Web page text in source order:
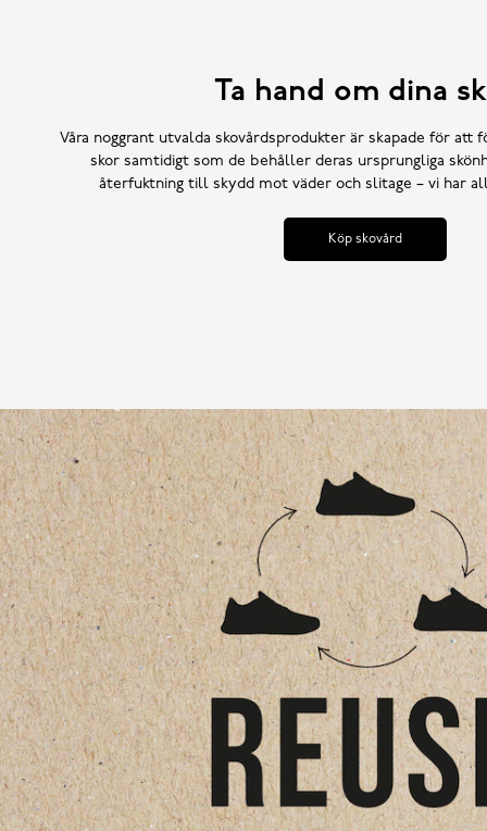
Ta hand om dina
Våra noggrant utvalda skovårdsprodukter är skapade för att
skor samtidigt som de behåller deras ursprungliga
återfuktning till skydd mot väder och slitage – vi har
Köp skovård